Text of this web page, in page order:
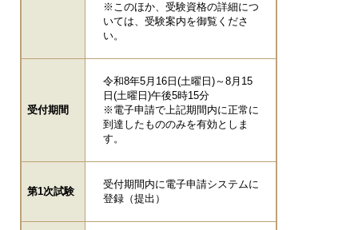
※このほか、受験資格の詳細につ
いては、受験案内を御覧くださ
い。
受付期間
令和8年5月16日(土曜日)～8月15
日(土曜日)午後5時15分
​※電子申請で上記期間内に正常に
到達したもののみを有効としま
す。
第1次試験
受付期間内に電子申請システムに
登録（提出）